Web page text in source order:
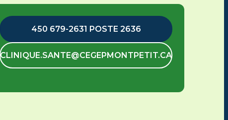
450 679-2631 POSTE 2636
CLINIQUE.SANTE@CEGEPMONTPETIT.CA